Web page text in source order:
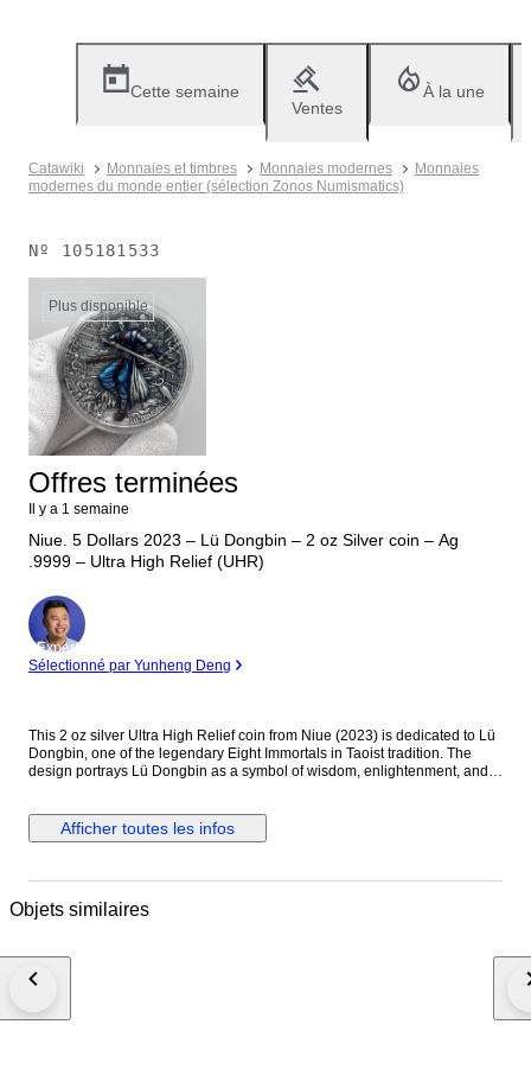
Cette semaine
Ventes
À la une
Catawiki Monnaies et timbres Monnaies modernes
Monnaies
modernes du monde entier (sélection Zonos Numismatics)
Nº 105181533
Plus disponible
Offres terminées
Il y a 1 semaine
Niue. 5 Dollars 2023 – Lü Dongbin – 2 oz Silver coin – Ag
.9999 – Ultra High Relief (UHR)
Expert
Sélectionné par Yunheng Deng
This 2 oz silver Ultra High Relief coin from Niue (2023) is dedicated to Lü
Dongbin, one of the legendary Eight Immortals in Taoist tradition. The
design portrays Lü Dongbin as a symbol of wisdom, enlightenment, and
Dongbin — Metal: Silver (Ag .9999) — Weight: 2 oz (62.2 g) — Face
value: 5 Dollars — Finish: Ultra High Relief (UHR) — Diameter: approx.
highly sculpted depiction of Lü Dongbin, often shown with his mystical
The Ultra High Relief minting technique dramatically enhances depth and
of Niue. Condition Note: This is an Ultra High Relief collector coin struck
surface lines, micro-scratches, light natural toning, or slight relief-edge
Afficher toutes les infos
Objets similaires